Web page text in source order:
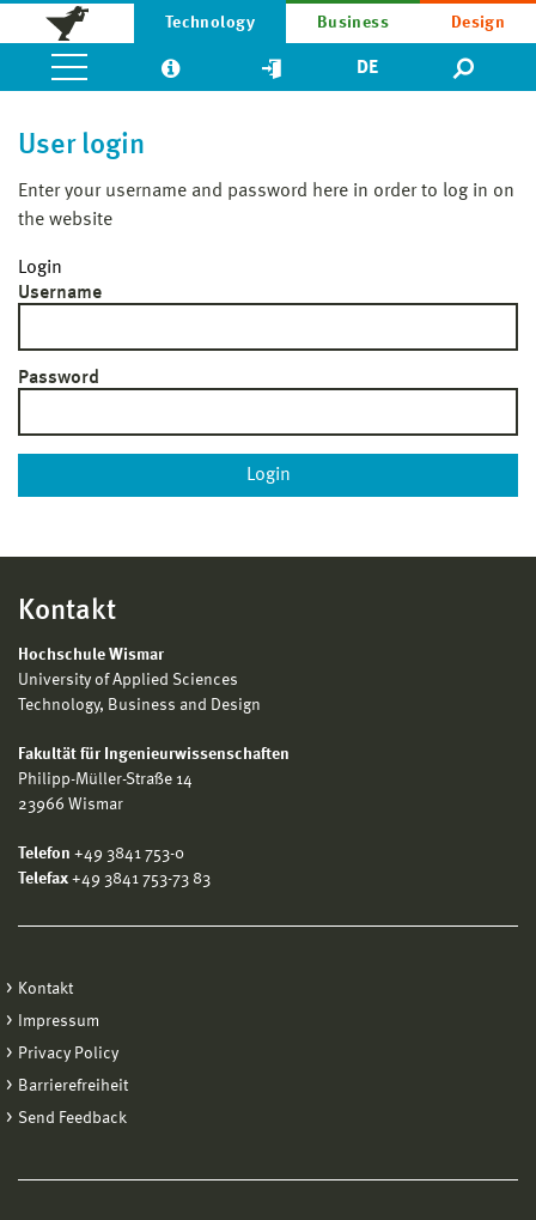
Technology Business Design
DE
User login
Enter your username and password here in order to log in on
the website
Login
Username
Password
Kontakt
Hochschule Wismar
University of Applied Sciences
Technology, Business and Design
Fakultät für Ingenieurwissenschaften
Philipp-Müller-Straße 14
23966 Wismar
Telefon +49 3841 753-0
Telefax +49 3841 753-73 83
Kontakt
Impressum
Privacy Policy
Barrierefreiheit
Send Feedback